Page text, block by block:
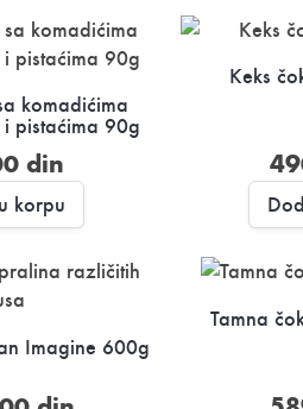
komadićima
pistaćima 90g
din
korpu
Keks
Imagine 600g
Tamna